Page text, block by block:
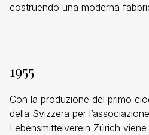
costruendo una moderna
1955
Con la produzione del primo
della Svizzera per
Lebensmittelverein Zürich